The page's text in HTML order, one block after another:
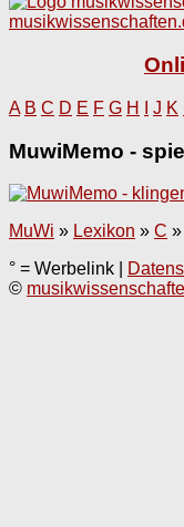
A B C D E F G H J K
MuwiMemo -
MuWi » Lexikon » C »
° = Werbelink |
©